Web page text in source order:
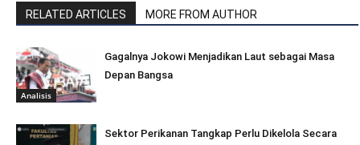
RELATED ARTICLES MORE FROM AUTHOR
Analisis
Gagalnya Jokowi Menjadikan Laut sebagai Masa
Depan Bangsa
Sektor Perikanan Tangkap Perlu Dikelola Secara